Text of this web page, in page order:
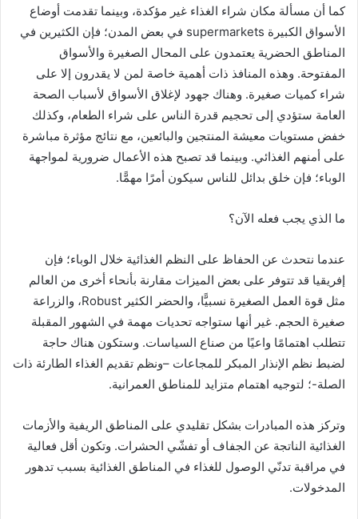
كما أن مسألة مكان شراء الغذاء غير مؤكدة، وبينما تقدمت أوضاع
الأسواق الكبيرة supermarkets في بعض المدن؛ فإن الكثيرين في
المناطق الحضرية يعتمدون على المحال الصغيرة والأسواق
المفتوحة. وهذه المنافذ ذات أهمية خاصة لمن لا يقدرون إلا على
شراء كميات صغيرة. وهناك جهود لإغلاق الأسواق لأسباب الصحة
العامة ستؤدي إلى تحجيم قدرة الناس على شراء الطعام، وكذلك
خفض مستويات معيشة المنتجين والبائعين، مع نتائج مؤثرة مباشرة
على أمنهم الغذائي. وبينما قد تصبح هذه الأعمال ضرورية لمواجهة
الوباء؛ فإن خلق بدائل للناس سيكون أمرًا مهمًّا.
ما الذي يجب فعله الآن؟
عندما نتحدث عن الحفاظ على النظم الغذائية خلال الوباء؛ فإن
إفريقيا قد تتوفر على بعض الميزات مقارنة بأنحاء أخرى من العالم
مثل قوة العمل الصغيرة نسبيًّا، والحضر الكثير Robust، والزراعة
صغيرة الحجم. غير أنها ستواجه تحديات مهمة في الشهور المقبلة
تتطلب اهتمامًا واعيًا من صناع السياسات. وستكون هناك حاجة
لضبط نظم الإنذار المبكر للمجاعات –ونظم تقديم الغذاء الطارئة ذات
الصلة-؛ لتوجيه اهتمام متزايد للمناطق العمرانية.
وتركز هذه المبادرات بشكل تقليدي على المناطق الريفية والأزمات
الغذائية الناتجة عن الجفاف أو تفشّي الحشرات. وتكون أقل فعالية
في مراقبة تدنّي الوصول للغذاء في المناطق الغذائية بسبب تدهور
المدخولات.